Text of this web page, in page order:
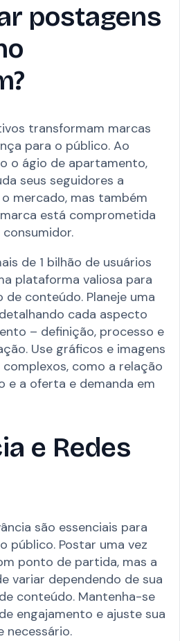
postagens
transformam marcas
para o público. Ao
o ágio de apartamento,
seus seguidores a
mercado, mas também
está comprometida
de 1 bilhão de usuários
plataforma valiosa para
conteúdo. Planeje uma
cada aspecto
– definição, processo e
Use gráficos e imagens
como a relação
e a oferta e demanda em
e Redes
são essenciais para
público. Postar uma vez
ponto de partida, mas a
variar dependendo de sua
conteúdo. Mantenha-se
engajamento e ajuste sua
necessário.